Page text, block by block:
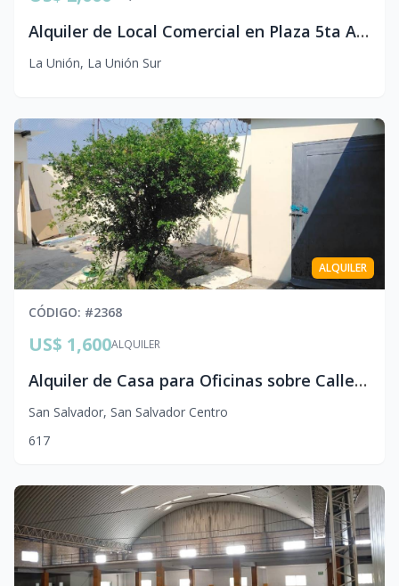
Alquiler de Local Comercial en Plaza 5ta Avenida 2do Nivel BAC La Unión
La Unión, La Unión Sur
ALQUILER
CÓDIGO: #2368
ALQUILER
US$ 1,600
Alquiler de Casa para Oficinas sobre Calle Los Sisimiles | San Salvador | 500 m²
San Salvador, San Salvador Centro
61 7